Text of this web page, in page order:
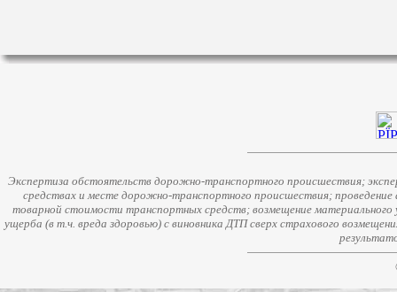
Экспертиза обстоятельств дорожно-транспортного происшествия;
средствах и месте дорожно-транспортного происшествия;
товарной стоимости транспортных средств; возмещение
ущерба (в т.ч. вреда здоровью) с виновника ДТП сверх страхового